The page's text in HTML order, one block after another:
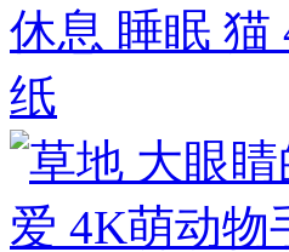
休息 睡眠 猫
纸